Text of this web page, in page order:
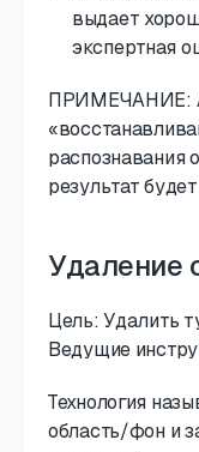
выдает
экспертная
ПРИМЕЧАНИЕ:
распознавания
результат
Удаление
Цель: Удалить
Ведущие
Технология
область/фон и